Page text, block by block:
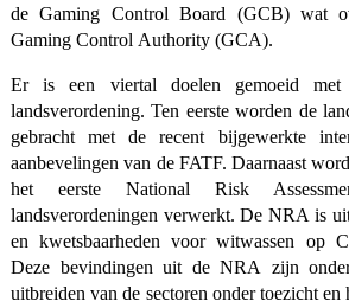
de Gaming Control Board (GCB) wat
Gaming Control Authority (GCA).
Er is een viertal doelen gemoeid met
landsverordening. Ten eerste worden de
gebracht met de recent bijgewerkte
aanbevelingen van de FATF. Daarnaast
het eerste National Risk
landsverordeningen verwerkt. De NRA is
en kwetsbaarheden voor witwassen op
Deze bevindingen uit de NRA zijn
uitbreiden van de sectoren onder toezicht en